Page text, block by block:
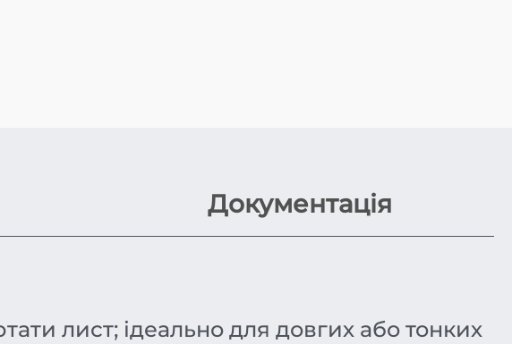
Документація
лист; ідеально для довгих або тонких